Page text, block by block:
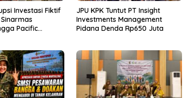
Investasi Fiktif
Pacific
JPU KPK Tuntut PT Insight
Investments Management
Pidana Denda Rp650 Juta